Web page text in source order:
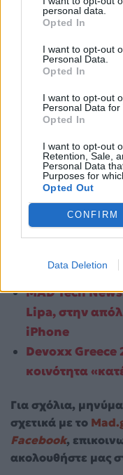
personal data.
Opted In
I want to opt-out
Personal Data.
Opted In
I want to opt-out
Personal Data for
Opted In
I want to opt-out
Retention, Sale,
Personal Data
Purposes for
Opted Out
CONFIRM
Data Deletion
MAD Tech
Lipa, στην
iPhone
Devoxx Greece
κοινότητα
Για σχόλια,
σχετικά με το
Facebook,
ακολουθήστε μας